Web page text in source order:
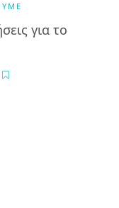
για το